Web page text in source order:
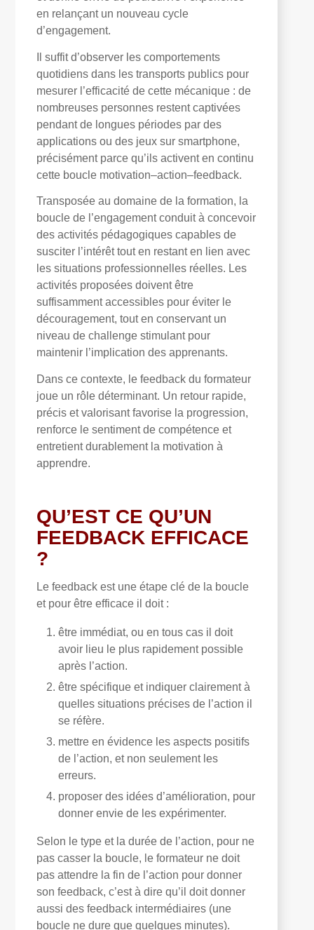
en relançant un nouveau cycle
d’engagement.
Il suffit d’observer les comportements
quotidiens dans les transports publics pour
mesurer l’efficacité de cette mécanique : de
nombreuses personnes restent captivées
pendant de longues périodes par des
applications ou des jeux sur smartphone,
précisément parce qu’ils activent en continu
cette boucle motivation–action–feedback.
Transposée au domaine de la formation, la
boucle de l’engagement conduit à concevoir
des activités pédagogiques capables de
susciter l’intérêt tout en restant en lien avec
les situations professionnelles réelles. Les
activités proposées doivent être
suffisamment accessibles pour éviter le
découragement, tout en conservant un
niveau de challenge stimulant pour
maintenir l’implication des apprenants.
Dans ce contexte, le feedback du formateur
joue un rôle déterminant. Un retour rapide,
précis et valorisant favorise la progression,
renforce le sentiment de compétence et
entretient durablement la motivation à
apprendre.
QU’EST CE QU’UN
FEEDBACK EFFICACE
?
Le feedback est une étape clé de la boucle
et pour être efficace il doit :
être immédiat, ou en tous cas il doit
avoir lieu le plus rapidement possible
après l’action.
être spécifique et indiquer clairement à
quelles situations précises de l’action il
se réfère.
mettre en évidence les aspects positifs
de l’action, et non seulement les
erreurs.
proposer des idées d’amélioration, pour
donner envie de les expérimenter.
Selon le type et la durée de l’action, pour ne
pas casser la boucle, le formateur ne doit
pas attendre la fin de l’action pour donner
son feedback, c’est à dire qu’il doit donner
aussi des feedback intermédiaires (une
boucle ne dure que quelques minutes).